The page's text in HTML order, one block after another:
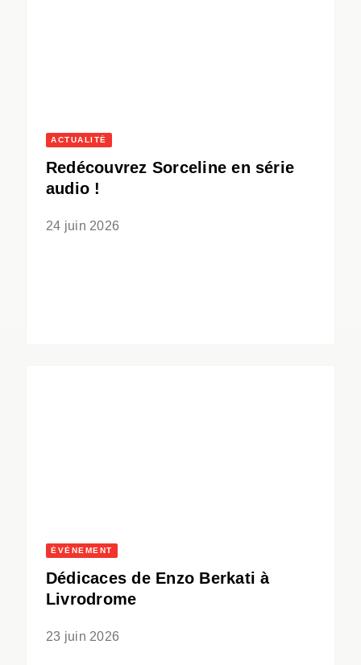
ACTUALITÉ
Redécouvrez Sorceline en série
audio !
24 juin 2026
ÉVÈNEMENT
Dédicaces de Enzo Berkati à
Livrodrome
23 juin 2026